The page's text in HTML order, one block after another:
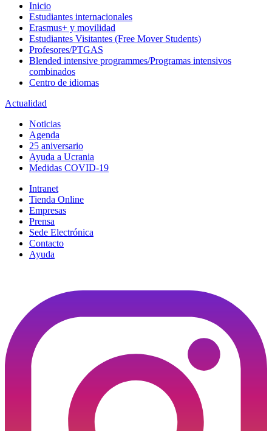
Inicio
Estudiantes internacionales
Erasmus+ y movilidad
Estudiantes Visitantes (Free Mover Students)
Profesores/PTGAS
Blended intensive programmes/Programas intensivos
combinados
Centro de idiomas
Actualidad
Noticias
Agenda
25 aniversario
Ayuda a Ucrania
Medidas COVID-19
Intranet
Tienda Online
Empresas
Prensa
Sede Electrónica
Contacto
Ayuda